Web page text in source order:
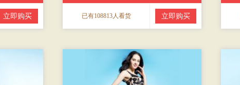
立即购买 已有108813人看货 立即购买